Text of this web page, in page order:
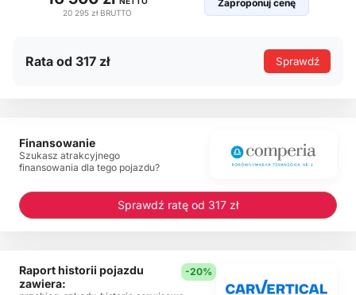
20 295 zł BRUTTO
Zaproponuj cenę
Rata od 317 zł Sprawdź
Finansowanie
Szukasz atrakcyjnego
finansowania dla tego pojazdu?
Sprawdź ratę od 317 zł
Raport historii pojazdu
zawiera:
-20%